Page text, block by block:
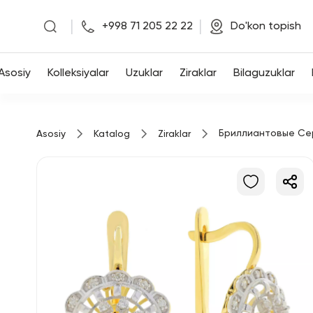
Asosiy
+998 71 205 22 22 Do'kon topish
Kolleksiyalar Uzuklar Ziraklar Bilaguzuklar
Asosiy Katalog Ziraklar Бриллиантовые